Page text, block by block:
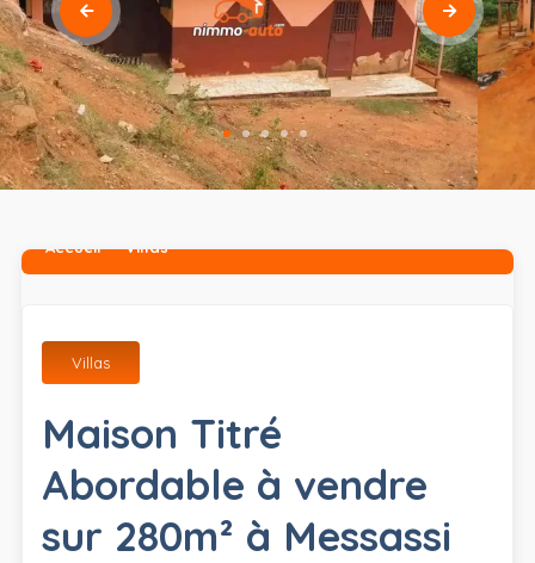
Accueil Villas
Villas
Maison Titré
Abordable à vendre
sur 280m² à Messassi